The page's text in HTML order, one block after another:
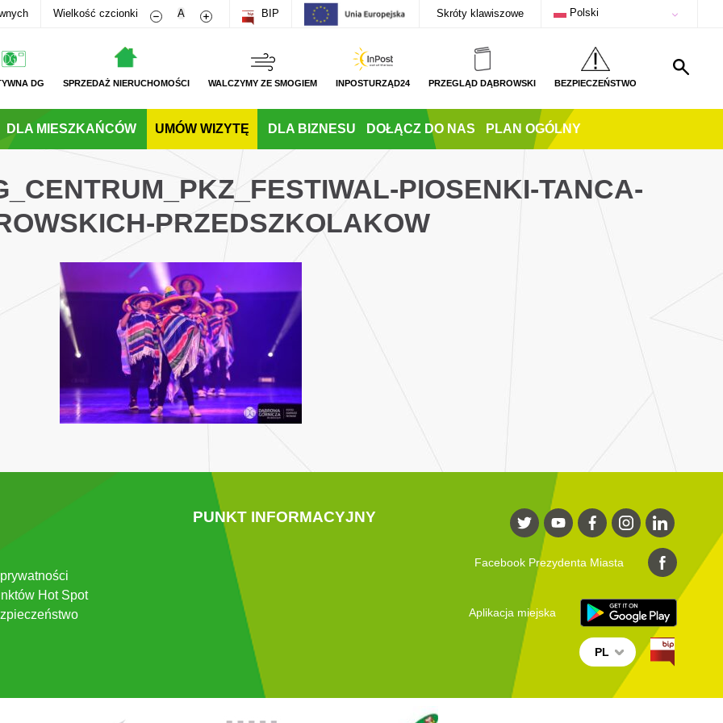
Wielkość czcionki Zmniejsz rozmiar czcionki
A Zwiększ rozmiar czcionki
BIP Skróty klawiszowe Polski
DG SPRZEDAŻ NIERUCHOMOŚCI WALCZYMY ZE SMOGIEM INPOSTURZĄD24 PRZEGLĄD DĄBROWSKI BEZPIECZEŃSTWO
DLA MIESZKAŃCÓW UMÓW WIZYTĘ DLA BIZNESU DOŁĄCZ DO NAS PLAN OGÓLNY
PIOSENKI-TANCA-
PRZEDSZKOLAKOW
Hot Spot
PUNKT INFORMACYJNY
Facebook Prezydenta Miasta
Aplikacja miejska
PL